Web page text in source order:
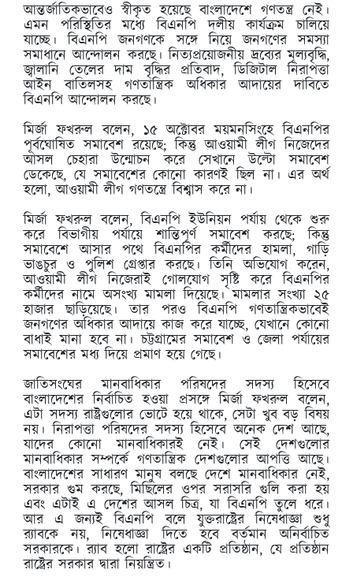
আন্তর্জাতিকভাবেও স্বীকৃত হয়েছে বাংলাদেশে গণতন্ত্র নেই।
এমন পরিস্থিতির মধ্যে বিএনপি দলীয় কার্যক্রম চালিয়ে
যাচ্ছে। বিএনপি জনগণকে সঙ্গে নিয়ে জনগণের সমস্যা
সমাধানে আন্দোলন করছে। নিত্যপ্রয়োজনীয় দ্রব্যের মূল্যবৃদ্ধি,
জ্বালানি তেলের দাম বৃদ্ধির প্রতিবাদ, ডিজিটাল নিরাপত্তা
আইন বাতিলসহ গণতান্ত্রিক অধিকার আদায়ের দাবিতে
বিএনপি আন্দোলন করছে।
মির্জা ফখরুল বলেন, ১৫ অক্টোবর ময়মনসিংহে বিএনপির
পূর্বঘোষিত সমাবেশ রয়েছে; কিন্তু আওয়ামী লীগ নিজেদের
আসল চেহারা উন্মোচন করে সেখানে উল্টো সমাবেশ
ডেকেছে, যে সমাবেশের কোনো কারণই ছিল না। এর অর্থ
হলো, আওয়ামী লীগ গণতন্ত্রে বিশ্বাস করে না।
মির্জা ফখরুল বলেন, বিএনপি ইউনিয়ন পর্যায় থেকে শুরু
করে বিভাগীয় পর্যায়ে শান্তিপূর্ণ সমাবেশ করছে; কিন্তু
সমাবেশে আসার পথে বিএনপির কর্মীদের হামলা, গাড়ি
ভাঙচুর ও পুলিশ গ্রেপ্তার করছে। তিনি অভিযোগ করেন,
আওয়ামী লীগ নিজেরাই গোলযোগ সৃষ্টি করে বিএনপির
কর্মীদের নামে অসংখ্য মামলা দিয়েছে। মামলার সংখ্যা ২৫
হাজার ছাড়িয়েছে। তার পরও বিএনপি গণতান্ত্রিকভাবেই
জনগণের অধিকার আদায়ে কাজ করে যাচ্ছে, যেখানে কোনো
বাধাই মানা হবে না। চট্টগ্রামের সমাবেশ ও জেলা পর্যায়ের
সমাবেশের মধ্য দিয়ে প্রমাণ হয়ে গেছে।
জাতিসংঘের মানবাধিকার পরিষদের সদস্য হিসেবে
বাংলাদেশের নির্বাচিত হওয়া প্রসঙ্গে মির্জা ফখরুল বলেন,
এটা সদস্য রাষ্ট্রগুলোর ভোটে হয়ে থাকে, সেটা খুব বড় বিষয়
নয়। নিরাপত্তা পরিষদের সদস্য হিসেবে অনেক দেশ আছে,
যাদের কোনো মানবাধিকারই নেই। সেই দেশগুলোর
মানবাধিকার সম্পর্কে গণতান্ত্রিক দেশগুলোর আপত্তি আছে।
বাংলাদেশের সাধারণ মানুষ বলছে দেশে মানবাধিকার নেই,
সরকার গুম করছে, মিছিলের ওপর সরাসরি গুলি করা হয়
এবং এটাই এ দেশের আসল চিত্র, যা বিএনপি তুলে ধরে।
আর এ জন্যই বিএনপি বলে যুক্তরাষ্ট্রের নিষেধাজ্ঞা শুধু
র‌্যাবকে নয়, নিষেধাজ্ঞা দিতে হবে বর্তমান অনির্বাচিত
সরকারকে। র‌্যাব হলো রাষ্ট্রের একটি প্রতিষ্ঠান, যে প্রতিষ্ঠান
রাষ্ট্রের সরকার দ্বারা নিয়ন্ত্রিত।